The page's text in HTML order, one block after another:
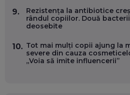
VALENTIN VANCEA, CEO AL
INSTITUȚIILE STATULUI?
EP. 53
9.
Rezistența la antibiotice
rândul copiilor. Două
deosebite
10. Tot mai mulți copii ajung la
severe din cauza
„Voia să imite influencerii”